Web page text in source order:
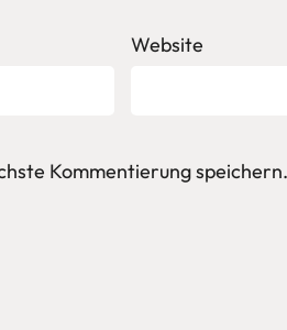
Website
Kommentierung speichern.